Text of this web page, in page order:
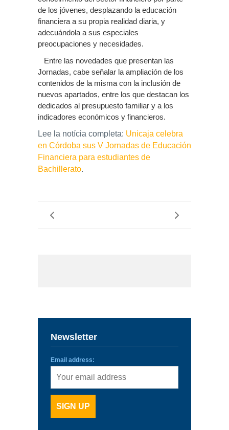
de los jóvenes, desplazando la educación
financiera a su propia realidad diaria, y
adecuándola a sus especiales
preocupaciones y necesidades.
Entre las novedades que presentan las
Jornadas, cabe señalar la ampliación de los
contenidos de la misma con la inclusión de
nuevos apartados, entre los que destacan los
dedicados al presupuesto familiar y a los
indicadores económicos y financieros.
Lee la notícia completa: Unicaja celebra
en Córdoba sus V Jornadas de Educación
Financiera para estudiantes de
Bachillerato.
Newsletter
Email address: